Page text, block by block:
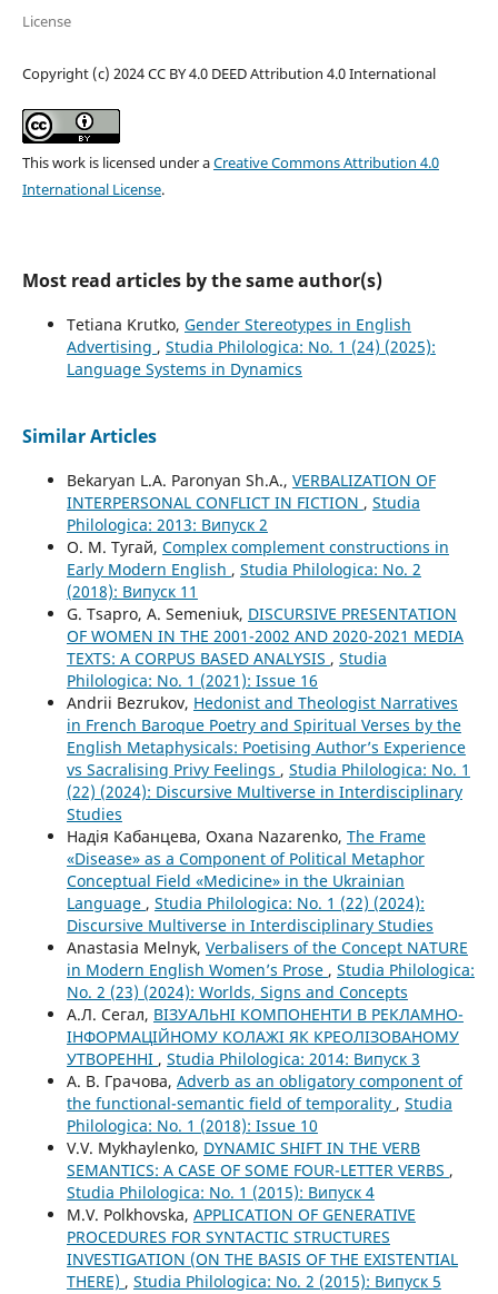
License
Copyright (c) 2024 CC BY 4.0 DEED Attribution 4.0 International
This work is licensed under aCreative Commons Attribution 4.0
International License.
Most read articles by the same author(s)
Tetiana Krutko, Gender Stereotypes in English
Advertising , Studia Philologica: No. 1 (24) (2025):
Language Systems in Dynamics
Similar Articles
Bekaryan L.A. Paronyan Sh.A., VERBALIZATION OF
INTERPERSONAL CONFLICT IN FICTION , Studia
Philologica: 2013: Випуск 2
О. М. Тугай, Complex complement constructions in
Early Modern English , Studia Philologica: No. 2
(2018): Випуск 11
G. Tsapro, A. Semeniuk, DISCURSIVE PRESENTATION
OF WOMEN IN THE 2001-2002 AND 2020-2021 MEDIA
TEXTS: A CORPUS BASED ANALYSIS , Studia
Philologica: No. 1 (2021): Issue 16
Andrii Bezrukov, Hedonist and Theologist Narratives
in French Baroque Poetry and Spiritual Verses by the
English Metaphysicals: Poetising Author’s Experience
vs Sacralising Privy Feelings , Studia Philologica: No. 1
(22) (2024): Discursive Multiverse in Interdisciplinary
Studies
Надія Кабанцева, Oxana Nazarenko, The Frame
«Disease» as a Component of Political Metaphor
Conceptual Field «Medicine» in the Ukrainian
Language , Studia Philologica: No. 1 (22) (2024):
Discursive Multiverse in Interdisciplinary Studies
Anastasia Melnyk, Verbalisers of the Concept NATURE
in Modern English Women’s Prose , Studia Philologica:
No. 2 (23) (2024): Worlds, Signs and Concepts
А.Л. Сегал, ВІЗУАЛЬНІ КОМПОНЕНТИ В РЕКЛАМНО-
ІНФОРМАЦІЙНОМУ КОЛАЖІ ЯК КРЕОЛІЗОВАНОМУ
УТВОРЕННІ , Studia Philologica: 2014: Випуск 3
А. В. Грачова, Adverb as an obligatory component of
the functional-semantic field of temporality , Studia
Philologica: No. 1 (2018): Issue 10
V.V. Mykhaylenko, DYNAMIC SHIFT IN THE VERB
SEMANTICS: A CASE OF SOME FOUR-LETTER VERBS ,
Studia Philologica: No. 1 (2015): Випуск 4
M.V. Polkhovska, APPLICATION OF GENERATIVE
PROCEDURES FOR SYNTACTIC STRUCTURES
INVESTIGATION (ON THE BASIS OF THE EXISTENTIAL
THERE) , Studia Philologica: No. 2 (2015): Випуск 5